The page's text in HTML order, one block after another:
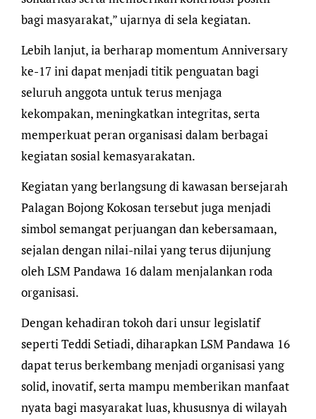
bagi masyarakat,” ujarnya di sela kegiatan.
Lebih lanjut, ia berharap momentum Anniversary
ke-17 ini dapat menjadi titik penguatan bagi
seluruh anggota untuk terus menjaga
kekompakan, meningkatkan integritas, serta
memperkuat peran organisasi dalam berbagai
kegiatan sosial kemasyarakatan.
Kegiatan yang berlangsung di kawasan bersejarah
Palagan Bojong Kokosan tersebut juga menjadi
simbol semangat perjuangan dan kebersamaan,
sejalan dengan nilai-nilai yang terus dijunjung
oleh LSM Pandawa 16 dalam menjalankan roda
organisasi.
Dengan kehadiran tokoh dari unsur legislatif
seperti Teddi Setiadi, diharapkan LSM Pandawa 16
dapat terus berkembang menjadi organisasi yang
solid, inovatif, serta mampu memberikan manfaat
nyata bagi masyarakat luas, khususnya di wilayah